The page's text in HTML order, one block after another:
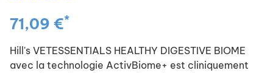
71,09 €*
Hill's VETESSENTIALS HEALTHY DIGESTIVE BIOME
avec la technologie ActivBiome+ est cliniquement